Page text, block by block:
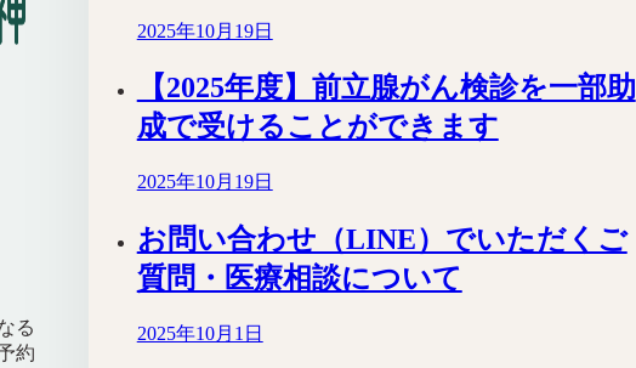
る
約
2025年10月19日
【2025年度】前立腺がん検診を一部助
成で受けることができます
2025年10月19日
お問い合わせ（LINE）でいただくご
質問・医療相談について
2025年10月1日